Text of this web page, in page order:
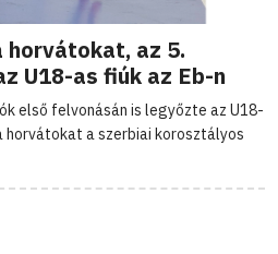
az 5.
U18-as fiúk az Eb-n
első felvonásán is legyőzte az U18-
a szerbiai korosztályos